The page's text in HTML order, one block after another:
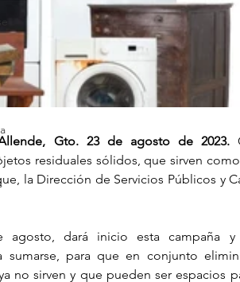
Gto. 23 de agosto de 2023.
residuales sólidos, que sirven
la Dirección de Servicios Públicos y
dará inicio esta campaña
sumarse, para que en conjunto
no sirven y que pueden ser espacios